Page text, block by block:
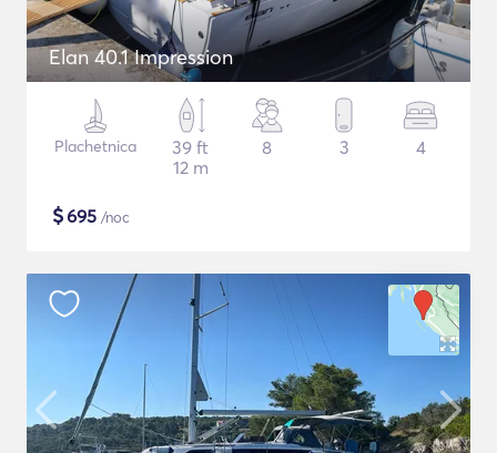
Elan 40.1 Impression
Plachetnica
39 ft
12 m
8 3 4
$695 /noc